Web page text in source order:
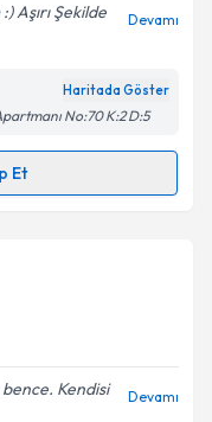
ilişkin
Aydınlatma
belirtilen
ediyorum.
Aşırı Şekilde
Devamı
Haritada Göster
No:70 K:2 D:5
Et
talebi
almanız için bir
bilgilendireceğiz.
Kendisi
Devamı